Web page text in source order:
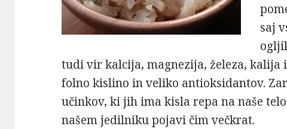
saj
tudi vir kalcija, magnezija, železa, kalija
folno kislino in veliko antioksidantov.
učinkov, ki jih ima kisla repa na naše
našem jedilniku pojavi čim večkrat.